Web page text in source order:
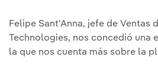
Felipe Sant'Anna, jefe de Ventas
Technologies, nos concedió una
la que nos cuenta más sobre la